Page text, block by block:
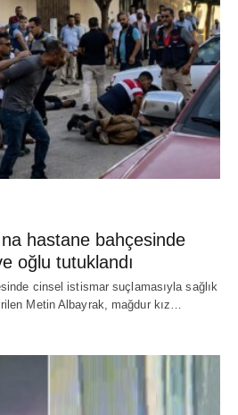
hastane bahçesinde
oğlu tutuklandı
cinsel istismar suçlamasıyla sağlık
Metin Albayrak, mağdur kız…